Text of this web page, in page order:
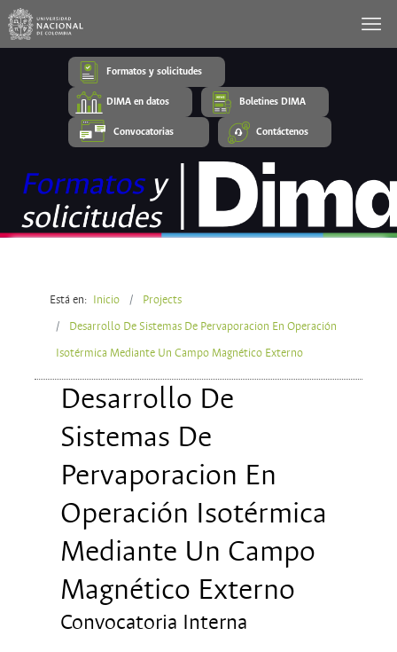
Formatos y solicitudes
DIMA en datos Boletines DIMA
Convocatorias Contáctenos
Está en: Inicio
Projects
Desarrollo De Sistemas De Pervaporacion En Operación
Isotérmica Mediante Un Campo Magnético Externo
Desarrollo De
Sistemas De
Pervaporacion En
Operación Isotérmica
Mediante Un Campo
Magnético Externo
Convocatoria Interna